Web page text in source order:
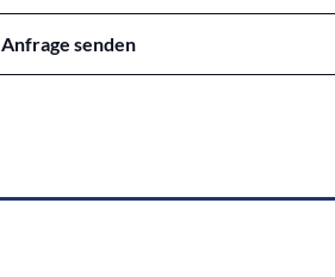
Anfrage senden